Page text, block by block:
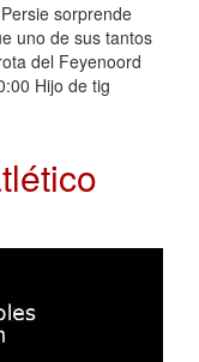
sorprende
uno de sus tantos
del Feyenoord
Hijo de tig